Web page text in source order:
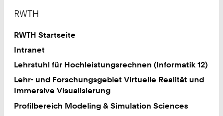
RWTH
RWTH Startseite
Intranet
Lehrstuhl für Hochleistungsrechnen (Informatik 12)
Lehr- und Forschungsgebiet Virtuelle Realität und
Immersive Visualisierung
Profilbereich Modeling & Simulation Sciences